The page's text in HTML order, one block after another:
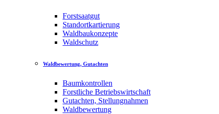
Forstsaatgut
Standortkartierung
Waldbaukonzepte
Waldschutz
Waldbewertung, Gutachten
Baumkontrollen
Forstliche Betriebswirtschaft
Gutachten, Stellungnahmen
Waldbewertung